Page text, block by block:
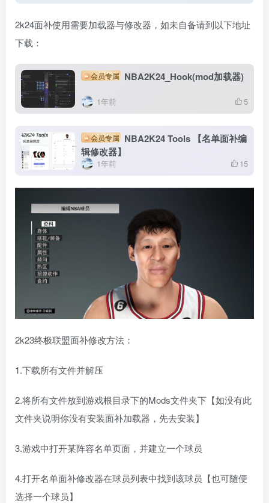
2k24面补使用需要加载器与修改器，如未自备请到以下地址
下载：
会员专属 NBA2K24_Hook(mod加载器)
1年前 5
会员专属 NBA2K24 Tools 【名单面补编
辑修改器】
1年前 15
2k23终极联盟面补修改方法：
1.下载所有文件并解压
2.将所有文件放到游戏根目录下的Mods文件夹下【如没有此
文件夹说明你没有安装面补加载器，先去安装】
3.游戏中打开某阵容名单页面，并建立一个球员
4.打开名单面补修改器在球员列表中找到该球员【也可随便
选择一个球员】